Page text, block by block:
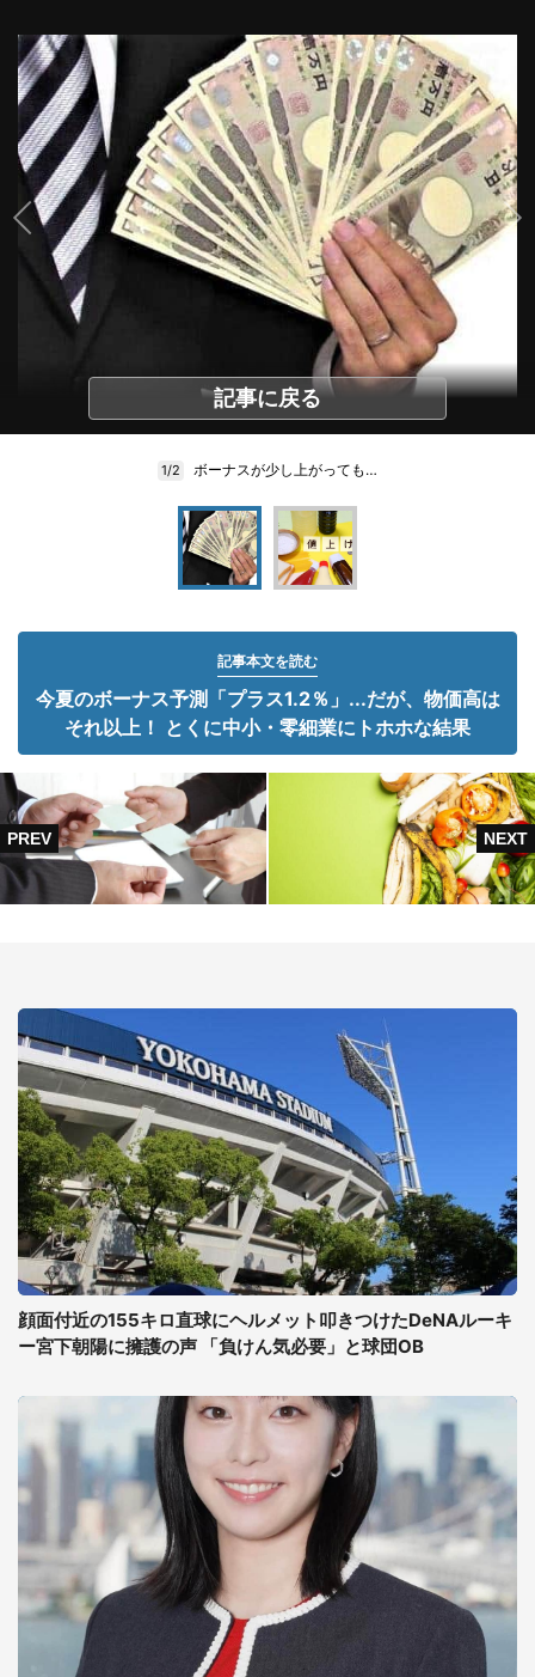
記事に戻る
1/2 ボーナスが少し上がっても…
記事本文を読む
今夏のボーナス予測「プラス1.2％」...だが、物価高は
それ以上！ とくに中小・零細業にトホホな結果
顔面付近の155キロ直球にヘルメット叩きつけたDeNAルーキ
ー宮下朝陽に擁護の声 「負けん気必要」と球団OB